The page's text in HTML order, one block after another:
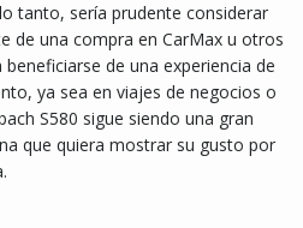
tanto, sería prudente considerar
de una compra en CarMax u otros
de una experiencia de
ya sea en viajes de negocios o
S580 sigue siendo una gran
que quiera mostrar su gusto por